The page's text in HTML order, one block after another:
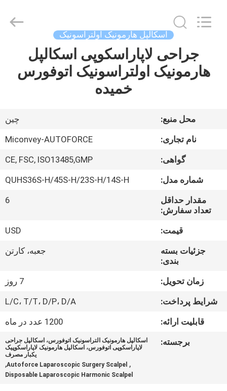
دربارهی
کارخانه
کنترل
ما
اسکالپل هارمونیک اولتراسونیک
جراحی لاپاراسکوپی اسکالپل
هارمونیک اولتراسونیک اتوفورس
خمیده
محل منبع:
چین
نام تجاری:
Miconvey-AUTOFORCE
گواهی:
CE, FSC, ISO13485,GMP
شماره مدل:
QUHS36S-H/45S-H/23S-H/14S-H
مقدار حداقل
تعداد سفارش:
6
قیمت:
USD
جزئیات بسته
بندی:
جعبه، کارتن
زمان تحویل:
7 روز
شرایط پرداخت:
L/C، T/T، D/P، D/A
قابلیت ارائه:
1200 عدد در ماه
برجسته:
اسکالپل هارمونیک التراسونیک اتوفورس، اسکالپل جراحی
لاپاراسکوپی اتوفورس، اسکالپل هارمونیک لاپاراسکوپیک
یکبار مصرف
,
Autoforce Laparoscopic Surgery Scalpel
,
Disposable Laparoscopic Harmonic Scalpel